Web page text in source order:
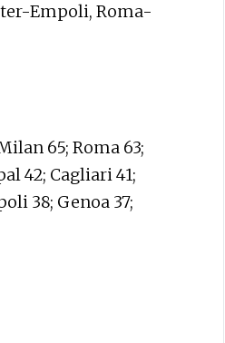
Empoli, Roma-
65; Roma 63;
42; Cagliari 41;
38; Genoa 37;